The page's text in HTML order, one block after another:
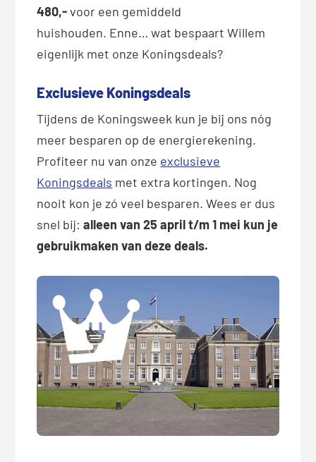
480,-voor een gemiddeld
huishouden. Enne… wat bespaart Willem
eigenlijk met onze Koningsdeals?
Exclusieve Koningsdeals
Tijdens de Koningsweek kun je bij ons nóg
meer besparen op de energierekening.
Profiteer nu van onze exclusieve
Koningsdeals met extra kortingen. Nog
nooit kon je zó veel besparen. Wees er dus
snel bij:alleen van 25 april t/m 1 mei kun je
gebruikmaken van deze deals.